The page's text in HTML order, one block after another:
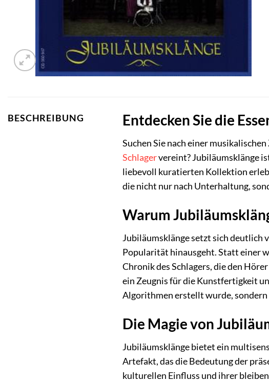
BESCHREIBUNG Entdecken Sie die
Suchen Sie nach einer
Schlagervereint? Jubiläumsklänge
liebevoll kuratierten Kollektion
die nicht nur nach Unterhaltung,
Warum
Jubiläumsklänge setzt sich deutlich
Popularität hinausgeht. Statt einer
Chronik des Schlagers, die den
ein Zeugnis für die Kunstfertigkeit
Algorithmen erstellt wurde, sondern
Die Magie von
Jubiläumsklänge bietet ein
Artefakt, das die Bedeutung der
kulturellen Einfluss und ihrer